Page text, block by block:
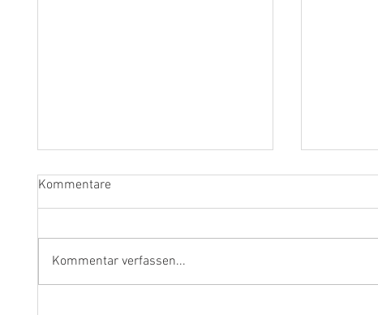
Kommentare
Kommentar verfassen...